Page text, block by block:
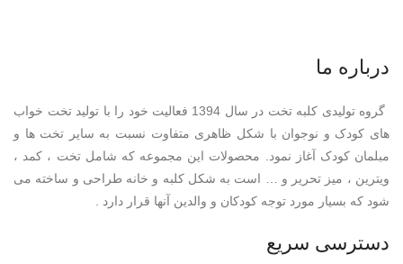
درباره ما
گروه تولیدی کلبه تخت در سال 1394 فعالیت خود را با تولید تخت خواب
های کودک و نوجوان با شکل ظاهری متفاوت نسبت به سایر تخت ها و
مبلمان کودک آغاز نمود. محصولات این مجموعه که شامل تخت ، کمد ،
ویترین ، میز تحریر و … است به شکل کلبه و خانه طراحی و ساخته می
شود که بسیار مورد توجه کودکان و والدین آنها قرار دارد .
دسترسی سریع